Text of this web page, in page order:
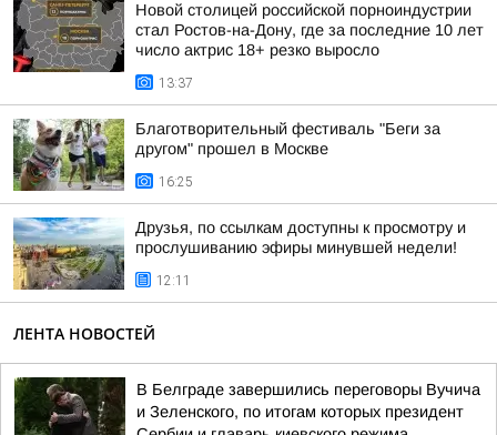
Новой столицей российской порноиндустрии
стал Ростов-на-Дону, где за последние 10 лет
число актрис 18+ резко выросло
13:37
Благотворительный фестиваль "Беги за
другом" прошел в Москве
16:25
Друзья, по ссылкам доступны к просмотру и
прослушиванию эфиры минувшей недели!
12:11
ЛЕНТА НОВОСТЕЙ
В Белграде завершились переговоры Вучича
и Зеленского, по итогам которых президент